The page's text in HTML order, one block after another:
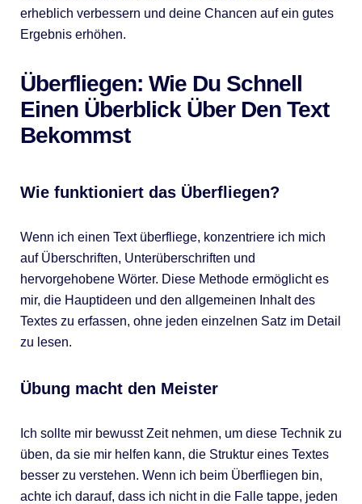
erheblich verbessern und deine Chancen auf ein gutes
Ergebnis erhöhen.
Überfliegen: Wie Du Schnell
Einen Überblick Über Den Text
Bekommst
Wie funktioniert das Überfliegen?
Wenn ich einen Text überfliege, konzentriere ich mich
auf Überschriften, Unterüberschriften und
hervorgehobene Wörter. Diese Methode ermöglicht es
mir, die Hauptideen und den allgemeinen Inhalt des
Textes zu erfassen, ohne jeden einzelnen Satz im Detail
zu lesen.
Übung macht den Meister
Ich sollte mir bewusst Zeit nehmen, um diese Technik zu
üben, da sie mir helfen kann, die Struktur eines Textes
besser zu verstehen. Wenn ich beim Überfliegen bin,
achte ich darauf, dass ich nicht in die Falle tappe, jeden